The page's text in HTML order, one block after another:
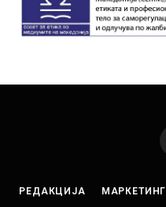
РЕДАКЦИЈА МАРКЕТИНГ